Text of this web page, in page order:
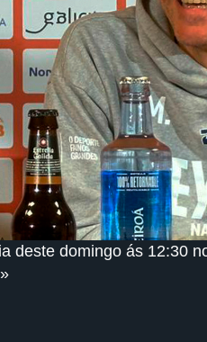
deste domingo ás 12:30